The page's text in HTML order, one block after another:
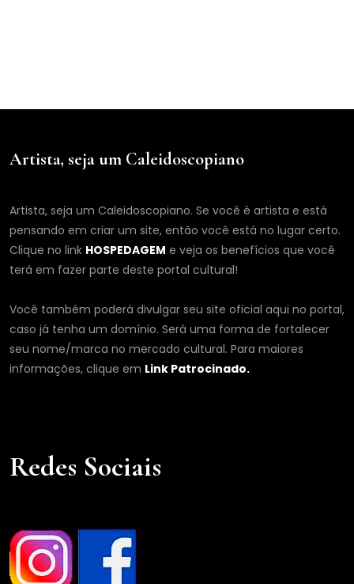
Artista, seja um Caleidoscopiano
Artista, seja um Caleidoscopiano. Se você é artista e está
pensando em criar um site, então você está no lugar certo.
Clique no link HOSPEDAGEM e veja os benefícios que você
terá em fazer parte deste portal cultural!
Você também poderá divulgar seu site oficial aqui no portal,
caso já tenha um domínio. Será uma forma de fortalecer
seu nome/marca no mercado cultural. Para maiores
informações, clique em Link Patrocinado.
Redes Sociais